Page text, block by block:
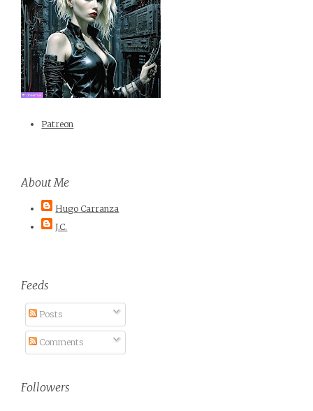
Patreon
About Me
Hugo Carranza
J.C.
Feeds
Posts
Comments
Followers